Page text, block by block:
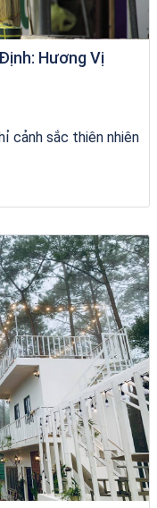
Hương Vị
cảnh sắc thiên nhiên